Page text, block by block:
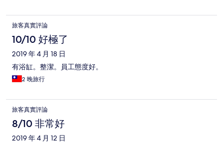
旅客真實評論
10/10 好極了
2019 年 4 月 18 日
有浴缸。整潔。員工態度好。
2 晚旅行
旅客真實評論
8/10 非常好
2019 年 4 月 12 日